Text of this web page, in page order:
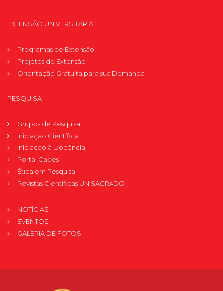
EXTENSÃO UNIVERSITÁRIA
Programas de Extensão
Projetos de Extensão
Orientação Gratuita para sua Demanda
PESQUISA
Grupos de Pesquisa
Iniciação Científica
Iniciação à Docência
Portal Capes
Ética em Pesquisa
Revistas Científicas UNISAGRADO
NOTÍCIAS
EVENTOS
GALERIA DE FOTOS